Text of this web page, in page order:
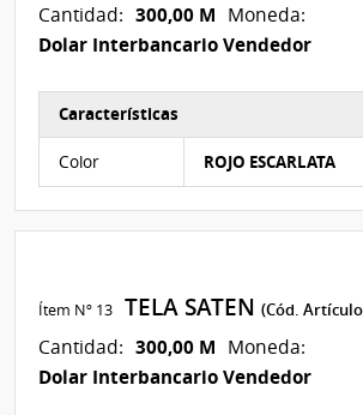
Cantidad: 300,00 M Moneda:
Dolar Interbancario Vendedor
Características del Ítem Nº 21
Características
Color ROJO ESCARLATA
Ítem Nº 13 TELA SATEN(Cód.
Cantidad: 300,00 M Moneda:
Dolar Interbancario Vendedor